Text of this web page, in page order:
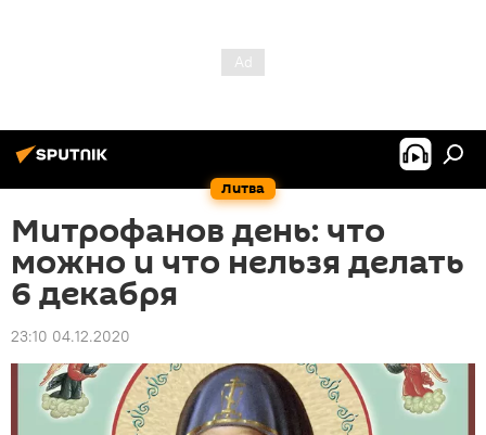
Литва
Митрофанов день: что
можно и что нельзя делать
6 декабря
23:10 04.12.2020